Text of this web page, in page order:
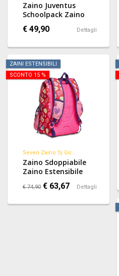
Zaino Juventus
Schoolpack Zaino
Big Plus Juventus
28x41x13 Con
Ufficiale
€ 49,90 Dettagli
ZAINI ESTENSIBILI
SCONTO 15 %
Seven Zaino Sj Gir...
Zaino Sdoppiabile
Zaino Estensibile
€ 74,90 € 63,67 Dettagli